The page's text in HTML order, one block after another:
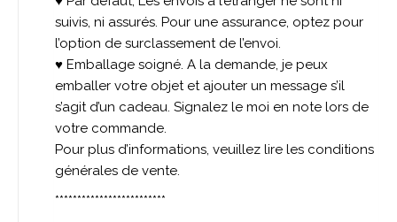
suivis, ni assurés. Pour une assurance, optez pour
l’option de surclassement de l’envoi.
♥ Emballage soigné. A la demande, je peux
emballer votre objet et ajouter un message s’il
s’agit d’un cadeau. Signalez le moi en note lors de
votre commande.
Pour plus d’informations, veuillez lire les conditions
générales de vente.
*************************